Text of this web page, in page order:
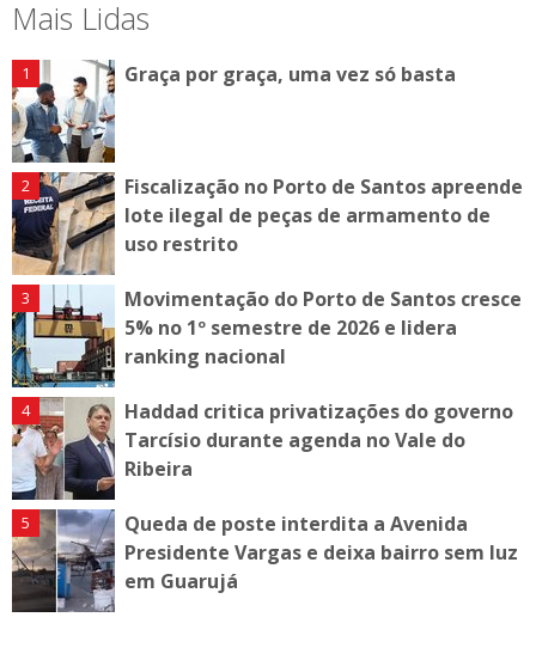
Mais Lidas
Graça por graça, uma vez só basta
Fiscalização no Porto de Santos apreende
lote ilegal de peças de armamento de
uso restrito
Movimentação do Porto de Santos cresce
5% no 1º semestre de 2026 e lidera
ranking nacional
Haddad critica privatizações do governo
Tarcísio durante agenda no Vale do
Ribeira
Queda de poste interdita a Avenida
Presidente Vargas e deixa bairro sem luz
em Guarujá